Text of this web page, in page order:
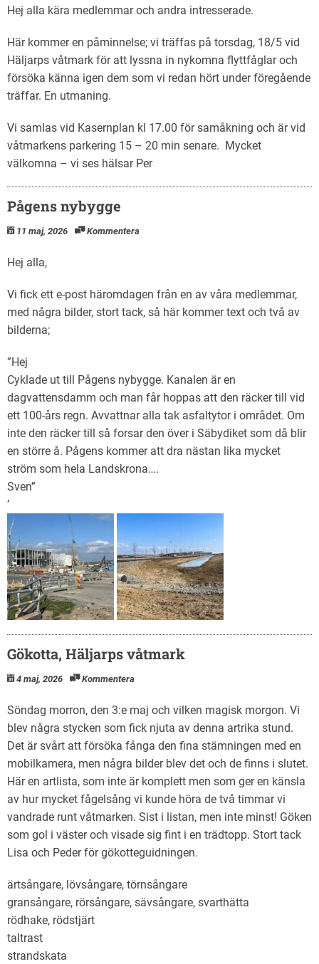
Hej alla kära medlemmar och andra intresserade.
Här kommer en påminnelse; vi träffas på torsdag, 18/5 vid
Häljarps våtmark för att lyssna in nykomna flyttfåglar och
försöka känna igen dem som vi redan hört under föregående
träffar. En utmaning.
Vi samlas vid Kasernplan kl 17.00 för samåkning och är vid
våtmarkens parkering 15 – 20 min senare. Mycket
välkomna – vi ses hälsar Per
Pågens nybygge
11 maj, 2026 Kommentera
Hej alla,
Vi fick ett e-post häromdagen från en av våra medlemmar,
med några bilder, stort tack, så här kommer text och två av
bilderna;
”Hej
Cyklade ut till Pågens nybygge. Kanalen är en
dagvattensdamm och man får hoppas att den räcker till vid
ett 100-års regn. Avvattnar alla tak asfaltytor i området. Om
inte den räcker till så forsar den över i Säbydiket som då blir
en större å. Pågens kommer att dra nästan lika mycket
ström som hela Landskrona….
Sven”
’
Gökotta, Häljarps våtmark
4 maj, 2026 Kommentera
Söndag morron, den 3:e maj och vilken magisk morgon. Vi
blev några stycken som fick njuta av denna artrika stund.
Det är svårt att försöka fånga den fina stämningen med en
mobilkamera, men några bilder blev det och de finns i slutet.
Här en artlista, som inte är komplett men som ger en känsla
av hur mycket fågelsång vi kunde höra de två timmar vi
vandrade runt våtmarken. Sist i listan, men inte minst! Göken
som gol i väster och visade sig fint i en trädtopp. Stort tack
Lisa och Peder för gökotteguidningen.
ärtsångare, lövsångare, törnsångare
gransångare, rörsångare, sävsångare, svarthätta
rödhake, rödstjärt
taltrast
strandskata